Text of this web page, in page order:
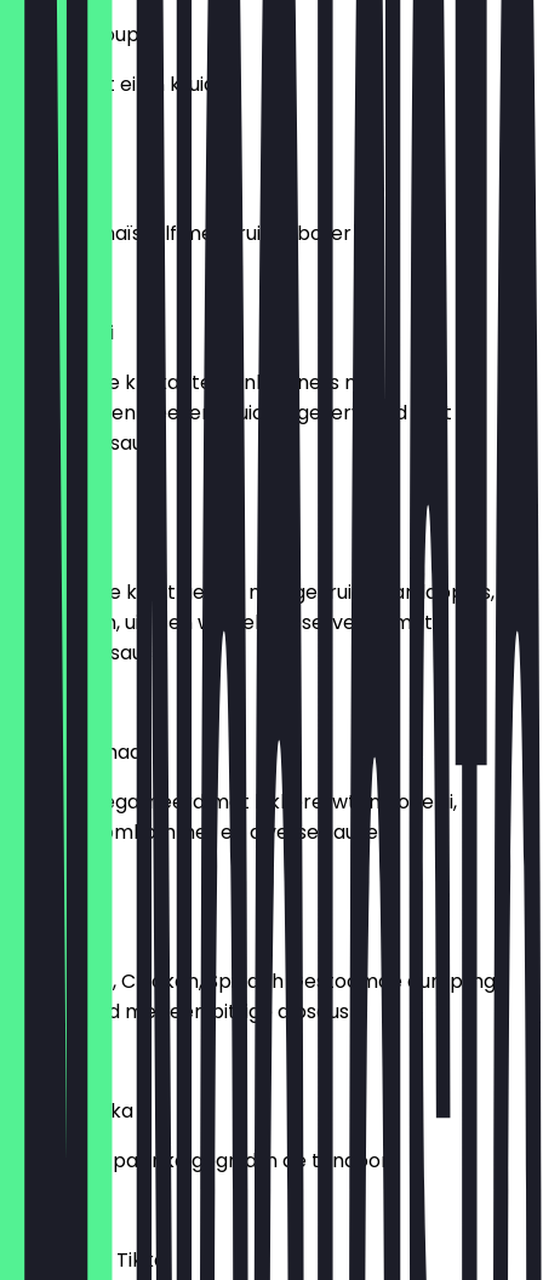
Chicken Soup
Bereid met ei en kruiden
€8.00
Makai
Gegrilde maïskolf met kruidenboter
€6.00
Onion Bhaji
Gefrituurde krokante uienbeignets met
kikkererwtenmeel en kruiden, geserveerd met
tamarindesaus
€8.50
Samosa
Knapperige korst gevuld met gekruide aardappels,
doperwten, uien en wortels, geserveerd met
tamarindesaus
€9.00
Samosa Chaat
Samosa gegarneerd met kikkererwten, rode ui,
tomaat, komkommer en diverse sauzen
Momos
Lamb (9,5), Chicken, Spinach Gestoomde dumplings
geserveerd met een pittige dipsaus
Paneer Tikka
Paneer en paprika gegrild in de tandoor
Mushroom Tikka